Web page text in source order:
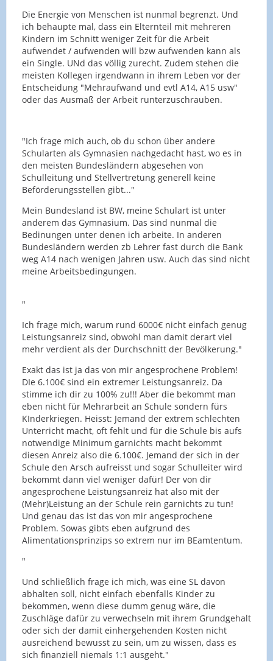
Die Energie von Menschen ist nunmal begrenzt. Und
ich behaupte mal, dass ein Elternteil mit mehreren
Kindern im Schnitt weniger Zeit für die Arbeit
aufwendet / aufwenden will bzw aufwenden kann als
ein Single. UNd das völlig zurecht. Zudem stehen die
meisten Kollegen irgendwann in ihrem Leben vor der
Entscheidung "Mehraufwand und evtl A14, A15 usw"
oder das Ausmaß der Arbeit runterzuschrauben.
"Ich frage mich auch, ob du schon über andere
Schularten als Gymnasien nachgedacht hast, wo es in
den meisten Bundesländern abgesehen von
Schulleitung und Stellvertretung generell keine
Beförderungsstellen gibt..."
Mein Bundesland ist BW, meine Schulart ist unter
anderem das Gymnasium. Das sind nunmal die
Bedinungen unter denen ich arbeite. In anderen
Bundesländern werden zb Lehrer fast durch die Bank
weg A14 nach wenigen Jahren usw. Auch das sind nicht
meine Arbeitsbedingungen.
"
Ich frage mich, warum rund 6000€ nicht einfach genug
Leistungsanreiz sind, obwohl man damit derart viel
mehr verdient als der Durchschnitt der Bevölkerung."
Exakt das ist ja das von mir angesprochene Problem!
DIe 6.100€ sind ein extremer Leistungsanreiz. Da
stimme ich dir zu 100% zu!!! Aber die bekommt man
eben nicht für Mehrarbeit an Schule sondern fürs
KInderkriegen. Heisst: Jemand der extrem schlechten
Unterricht macht, oft fehlt und für die Schule bis aufs
notwendige Minimum garnichts macht bekommt
diesen Anreiz also die 6.100€. Jemand der sich in der
Schule den Arsch aufreisst und sogar Schulleiter wird
bekommt dann viel weniger dafür! Der von dir
angesprochene Leistungsanreiz hat also mit der
(Mehr)Leistung an der Schule rein garnichts zu tun!
Und genau das ist das von mir angesprochene
Problem. Sowas gibts eben aufgrund des
Alimentationsprinzips so extrem nur im BEamtentum.
"
Und schließlich frage ich mich, was eine SL davon
abhalten soll, nicht einfach ebenfalls Kinder zu
bekommen, wenn diese dumm genug wäre, die
Zuschläge dafür zu verwechseln mit ihrem Grundgehalt
oder sich der damit einhergehenden Kosten nicht
ausreichend bewusst zu sein, um zu wissen, dass es
sich finanziell niemals 1:1 ausgeht."